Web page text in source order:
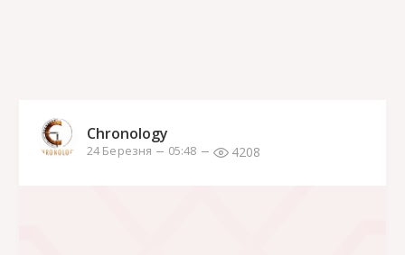
Chronology
24 Березня 05:48 4208